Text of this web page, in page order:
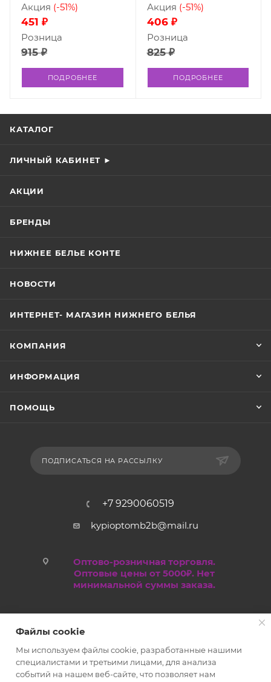
451 ₽
Акция (-51%)
915 ₽
Розница
ПОДРОБНЕЕ
406 ₽
Акция (-51%)
825 ₽
Розница
ПОДРОБНЕЕ
КАТАЛОГ
ЛИЧНЫЙ КАБИНЕТ ►
АКЦИИ
БРЕНДЫ
НИЖНЕЕ БЕЛЬЕ КОНТЕ
НОВОСТИ
ИНТЕРНЕТ- МАГАЗИН НИЖНЕГО БЕЛЬЯ
КОМПАНИЯ
ИНФОРМАЦИЯ
ПОМОЩЬ
ПОДПИСАТЬСЯ НА РАССЫЛКУ
+7 9290060519
kypioptomb2b@mail.ru
Оптово-розничная торговля.
Оптовые цены от 5000₽. Нет
минимальной суммы заказа.
Файлы cookie
Мы используем файлы cookie, разработанные нашими
специалистами и третьими лицами, для анализа
событий на нашем веб-сайте, что позволяет нам